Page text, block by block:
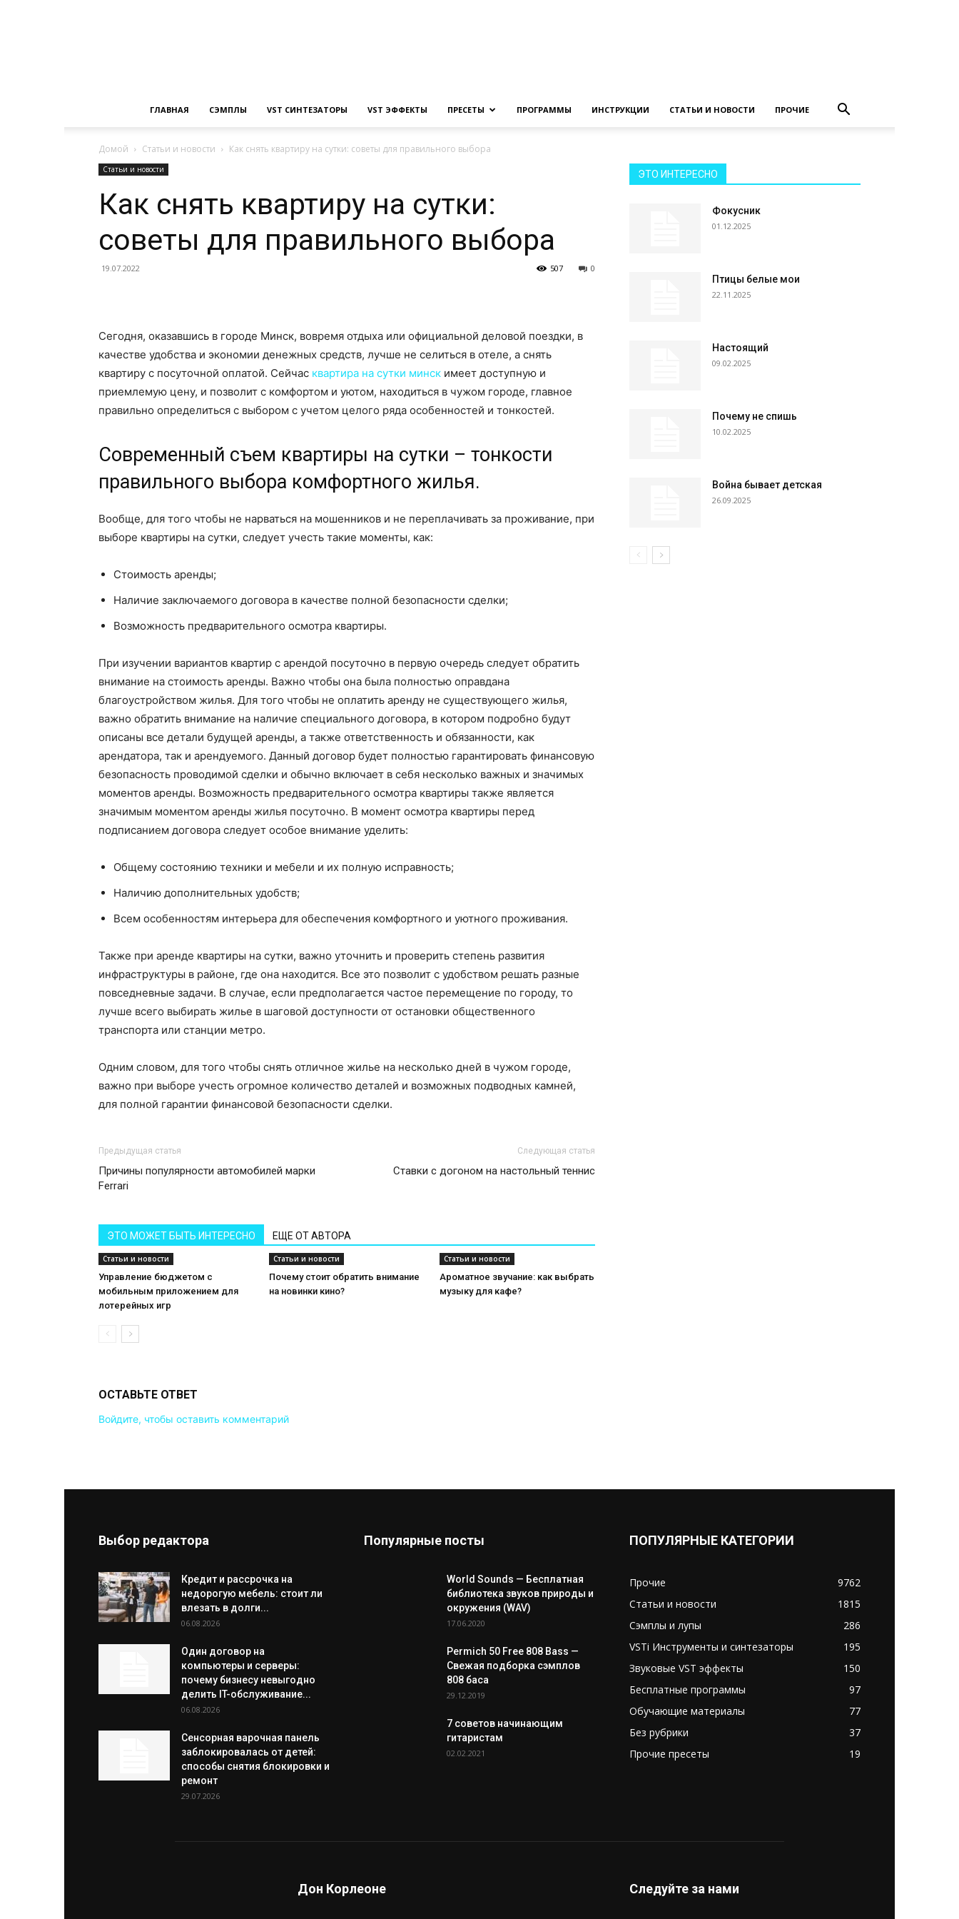
компьютере
ГЛАВНАЯ СЭМПЛЫ VST СИНТЕЗАТОРЫ VST ЭФФЕКТЫ ПРЕСЕТЫ ПРОГРАММЫ ИНСТРУКЦИИ СТАТЬИ И НОВОСТИ ПРОЧИЕ
Домой Статьи и новости Как снять квартиру на сутки: советы для правильного выбора
Статьи и новости
Как снять квартиру на сутки:
советы для правильного выбора
19.07.2022 0
507
Сегодня, оказавшись в городе Минск, вовремя отдыха или официальной деловой поездки, в
качестве удобства и экономии денежных средств, лучше не селиться в отеле, а снять
квартиру с посуточной оплатой. Сейчас квартира на сутки минск имеет доступную и
приемлемую цену, и позволит с комфортом и уютом, находиться в чужом городе, главное
правильно определиться с выбором с учетом целого ряда особенностей и тонкостей.
Современный съем квартиры на сутки – тонкости
правильного выбора комфортного жилья.
Вообще, для того чтобы не нарваться на мошенников и не переплачивать за проживание, при
выборе квартиры на сутки, следует учесть такие моменты, как:
Стоимость аренды;
Наличие заключаемого договора в качестве полной безопасности сделки;
Возможность предварительного осмотра квартиры.
При изучении вариантов квартир с арендой посуточно в первую очередь следует обратить
внимание на стоимость аренды. Важно чтобы она была полностью оправдана
благоустройством жилья. Для того чтобы не оплатить аренду не существующего жилья,
важно обратить внимание на наличие специального договора, в котором подробно будут
описаны все детали будущей аренды, а также ответственность и обязанности, как
арендатора, так и арендуемого. Данный договор будет полностью гарантировать финансовую
безопасность проводимой сделки и обычно включает в себя несколько важных и значимых
моментов аренды. Возможность предварительного осмотра квартиры также является
значимым моментом аренды жилья посуточно. В момент осмотра квартиры перед
подписанием договора следует особое внимание уделить:
Общему состоянию техники и мебели и их полную исправность;
Наличию дополнительных удобств;
Всем особенностям интерьера для обеспечения комфортного и уютного проживания.
Также при аренде квартиры на сутки, важно уточнить и проверить степень развития
инфраструктуры в районе, где она находится. Все это позволит с удобством решать разные
повседневные задачи. В случае, если предполагается частое перемещение по городу, то
лучше всего выбирать жилье в шаговой доступности от остановки общественного
транспорта или станции метро.
Одним словом, для того чтобы снять отличное жилье на несколько дней в чужом городе,
важно при выборе учесть огромное количество деталей и возможных подводных камней,
для полной гарантии финансовой безопасности сделки.
Предыдущая статья
Причины популярности автомобилей марки
Ferrari
Следующая статья
Ставки с догоном на настольный теннис
ЭТО МОЖЕТ БЫТЬ ИНТЕРЕСНО ЕЩЕ ОТ АВТОРА
Статьи и новости
Управление бюджетом с
мобильным приложением для
лотерейных игр
Статьи и новости
Почему стоит обратить внимание
на новинки кино?
Статьи и новости
Ароматное звучание: как выбрать
музыку для кафе?
ОСТАВЬТЕ ОТВЕТ
Войдите, чтобы оставить комментарий
ЭТО ИНТЕРЕСНО
Фокусник
01.12.2025
Птицы белые мои
22.11.2025
Настоящий
09.02.2025
Почему не спишь
10.02.2025
Война бывает детская
26.09.2025
Выбор редактора
Кредит и рассрочка на
недорогую мебель: стоит ли
влезать в долги...
06.08.2026
Один договор на
компьютеры и серверы:
почему бизнесу невыгодно
делить IT-обслуживание...
06.08.2026
Сенсорная варочная панель
заблокировалась от детей:
способы снятия блокировки и
ремонт
29.07.2026
Популярные посты
World Sounds — Бесплатная
библиотека звуков природы и
окружения (WAV)
17.06.2020
Permich 50 Free 808 Bass —
Свежая подборка сэмплов
808 баса
29.12.2019
7 советов начинающим
гитаристам
02.02.2021
ПОПУЛЯРНЫЕ КАТЕГОРИИ
Прочие
9762
Статьи и новости
1815
Сэмплы и лупы
286
VSTi Инструменты и синтезаторы
195
Звуковые VST эффекты
150
Бесплатные программы
97
Обучающие материалы
77
Без рубрики
37
Прочие пресеты
19
Дон Корлеоне Следуйте за нами